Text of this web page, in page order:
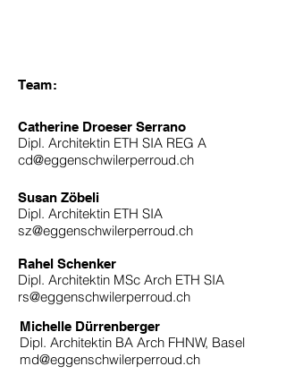
Team:
Catherine Droeser Serrano
Dipl. Architektin ETH SIA REG A
cd@eggenschwilerperroud.ch
Susan Zöbeli
Dipl. Architektin ETH SIA
sz@eggenschwilerperroud.ch
Rahel Schenker
Dipl. Architektin MSc Arch ETH SIA
rs@eggenschwilerperroud.ch
Michelle Dürrenberger
Dipl. Architektin BA Arch FHNW, Basel
md@eggenschwilerperroud.ch